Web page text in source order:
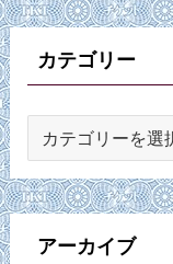
カテゴリー
ゴ
リ
ーアーカイブ